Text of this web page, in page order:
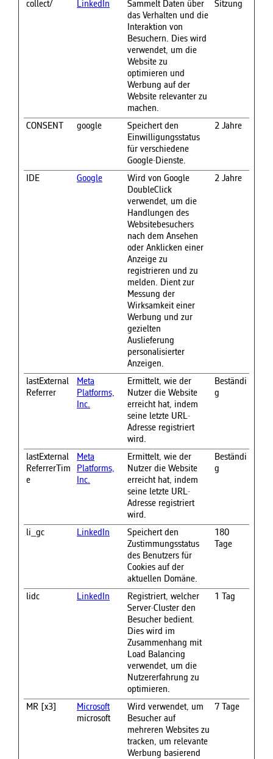
collect/ LinkedIn
Sammelt Daten über
das Verhalten und die
Interaktion von
Besuchern. Dies wird
verwendet, um die
Website zu
optimieren und
Werbung auf der
Website relevanter zu
machen.
Sitzung
CONSENT google
Speichert den
Einwilligungsstatus
für verschiedene
Google-Dienste.
2 Jahre
IDE Google
Wird von Google
DoubleClick
verwendet, um die
Handlungen des
Websitebesuchers
nach dem Ansehen
oder Anklicken einer
Anzeige zu
registrieren und zu
melden. Dient zur
Messung der
Wirksamkeit einer
Werbung und zur
gezielten
Auslieferung
personalisierter
Anzeigen.
2 Jahre
lastExternal
Referrer
Meta
Platforms,
Inc.
Ermittelt, wie der
Nutzer die Website
erreicht hat, indem
seine letzte URL-
Adresse registriert
wird.
Beständi
g
lastExternal
ReferrerTim
e
Meta
Platforms,
Inc.
Ermittelt, wie der
Nutzer die Website
erreicht hat, indem
seine letzte URL-
Adresse registriert
wird.
Beständi
g
li_gc LinkedIn
Speichert den
Zustimmungsstatus
des Benutzers für
Cookies auf der
aktuellen Domäne.
180
Tage
lidc LinkedIn
Registriert, welcher
Server-Cluster den
Besucher bedient.
Dies wird im
Zusammenhang mit
Load Balancing
verwendet, um die
Nutzererfahrung zu
optimieren.
1 Tag
MR [x3]
Microsoft
microsoft
Wird verwendet, um
Besucher auf
mehreren Websites zu
tracken, um relevante
Werbung basierend
7 Tage